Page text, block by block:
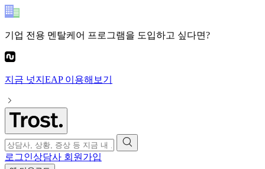
기업 전용 멘탈케어 프로그램을 도입하고 싶다면?
지금 넛지EAP이용해보기
로그인상담사 회원가입